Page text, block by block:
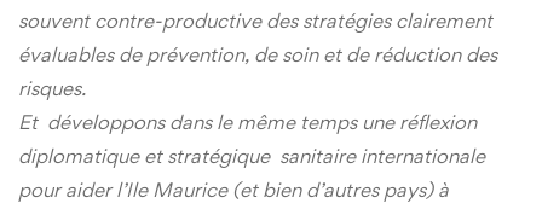
souvent contre-productive des stratégies clairement
évaluables de prévention, de soin et de réduction des
risques.
Et développons dans le même temps une réflexion
diplomatique et stratégique sanitaire internationale
pour aider l’Ile Maurice (et bien d’autres pays) à